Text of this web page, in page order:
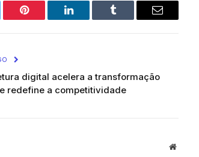
Pinterest LinkedIn Tumblr Email
digital acelera a transformação
redefine a competitividade
Website